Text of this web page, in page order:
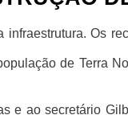
Os
de Terra
e ao secretário